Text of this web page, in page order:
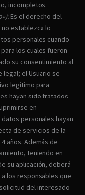
incompletos.
Es el derecho del
establezca lo
personales cuando
los cuales fueron
su consentimiento al
el Usuario se
legítimo para
hayan sido tratados
en
personales hayan
de servicios de la
años. Además de
teniendo en
su aplicación, deberá
los responsables que
del interesado